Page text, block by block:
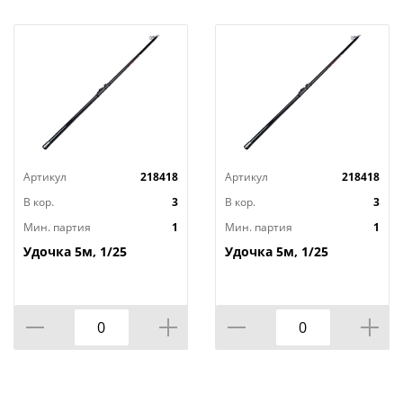
Артикул
218418
В кор.
3
Мин. партия
1
Удочка 5м, 1/25
Артикул
218418
В кор.
3
Мин. партия
1
Удочка 5м, 1/25